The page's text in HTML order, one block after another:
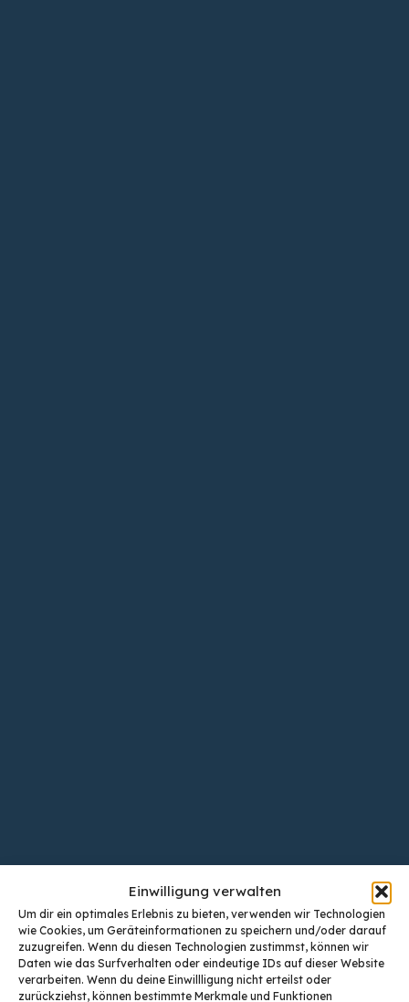
Einwilligung verwalten
Um dir ein optimales Erlebnis zu bieten, verwenden wir Technologien
wie Cookies, um Geräteinformationen zu speichern und/oder darauf
zuzugreifen. Wenn du diesen Technologien zustimmst, können wir
Daten wie das Surfverhalten oder eindeutige IDs auf dieser Website
verarbeiten. Wenn du deine Einwillligung nicht erteilst oder
zurückziehst, können bestimmte Merkmale und Funktionen